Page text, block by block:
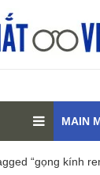
MAIN
“gọng kính